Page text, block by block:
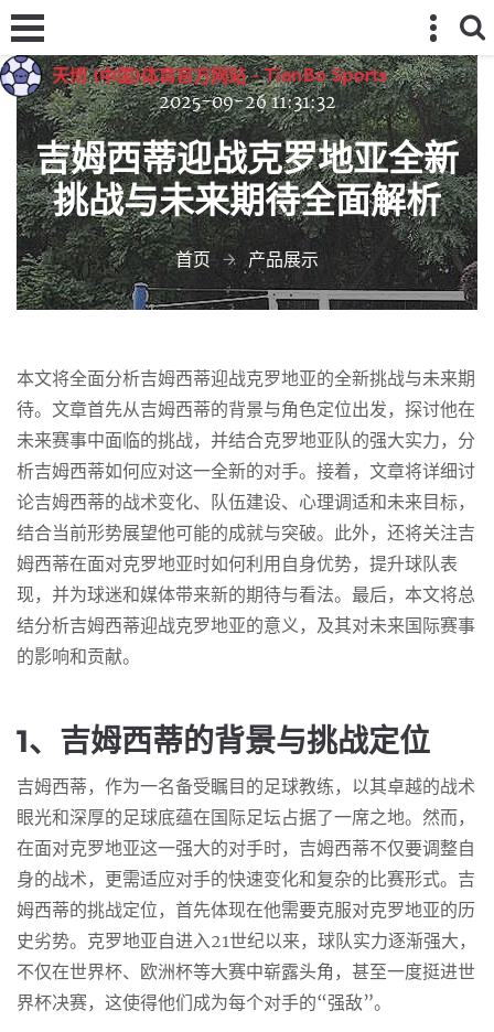
2025-09-26 11:31:32
吉姆西蒂迎战克罗地亚全新
挑战与未来期待全面解析
首页 产品展示
本文将全面分析吉姆西蒂迎战克罗地亚的全新挑战与未来期
待。文章首先从吉姆西蒂的背景与角色定位出发，探讨他在
未来赛事中面临的挑战，并结合克罗地亚队的强大实力，分
析吉姆西蒂如何应对这一全新的对手。接着，文章将详细讨
论吉姆西蒂的战术变化、队伍建设、心理调适和未来目标，
结合当前形势展望他可能的成就与突破。此外，还将关注吉
姆西蒂在面对克罗地亚时如何利用自身优势，提升球队表
现，并为球迷和媒体带来新的期待与看法。最后，本文将总
结分析吉姆西蒂迎战克罗地亚的意义，及其对未来国际赛事
的影响和贡献。
1、吉姆西蒂的背景与挑战定位
吉姆西蒂，作为一名备受瞩目的足球教练，以其卓越的战术
眼光和深厚的足球底蕴在国际足坛占据了一席之地。然而，
在面对克罗地亚这一强大的对手时，吉姆西蒂不仅要调整自
身的战术，更需适应对手的快速变化和复杂的比赛形式。吉
姆西蒂的挑战定位，首先体现在他需要克服对克罗地亚的历
史劣势。克罗地亚自进入21世纪以来，球队实力逐渐强大，
不仅在世界杯、欧洲杯等大赛中崭露头角，甚至一度挺进世
界杯决赛，这使得他们成为每个对手的“强敌”。